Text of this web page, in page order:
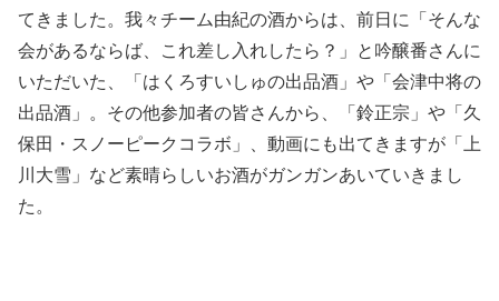
てきました。我々チーム由紀の酒からは、前日に「そんな
会があるならば、これ差し入れしたら？」と吟醸番さんに
いただいた、「はくろすいしゅの出品酒」や「会津中将の
出品酒」。その他参加者の皆さんから、「鈴正宗」や「久
保田・スノーピークコラボ」、動画にも出てきますが「上
川大雪」など素晴らしいお酒がガンガンあいていきまし
た。